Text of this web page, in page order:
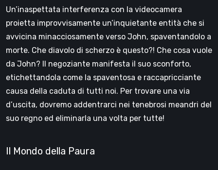
Un’inaspettata interferenza con la videocamera
proietta improvvisamente un’inquietante entità che si
avvicina minacciosamente verso John, spaventandolo a
morte. Che diavolo di scherzo è questo?! Che cosa vuole
da John? Il negoziante manifesta il suo sconforto,
etichettandola come la spaventosa e raccapricciante
causa della caduta di tutti noi. Per trovare una via
d’uscita, dovremo addentrarci nei tenebrosi meandri del
suo regno ed eliminarla una volta per tutte!
Il Mondo della Paura